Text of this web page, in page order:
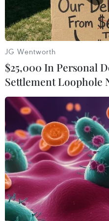
Cựu Tổng thống Mỹ Donald
Iowa, ngày 15/1/
Cựu Tổng thống Mỹ
tên trên lá phiếu bầu
hòa tại bang
JG Wentworth
$25,000 In Personal
Settlement Loophole